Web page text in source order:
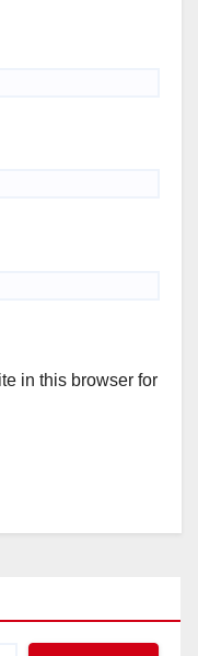
in this browser for